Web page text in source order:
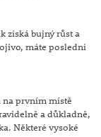
získá bujný růst a
máte poslední
prvním místě
a důkladně,
Některé vysoké